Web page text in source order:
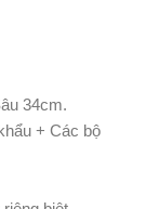
34cm.
+ Các bộ